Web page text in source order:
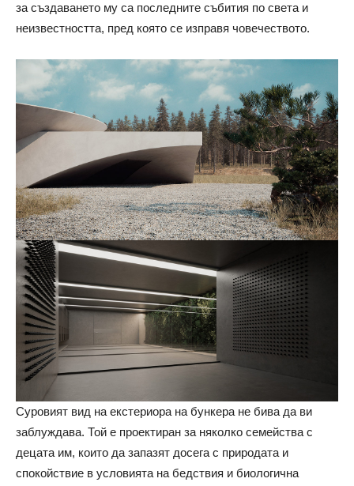
за създаването му са последните събития по света и
неизвестността, пред която се изправя човечеството.
Суровият вид на екстериора на бункера не бива да ви
заблуждава. Той е проектиран за няколко семейства с
децата им, които да запазят досега с природата и
спокойствие в условията на бедствия и биологична